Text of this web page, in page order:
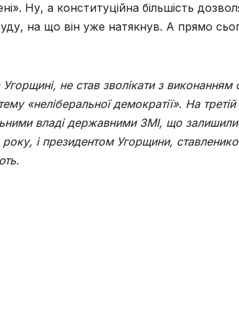
Ну, а конституційна більшість
на що він уже натякнув. А прямо
не став зволікати з виконанням
«неліберальної демократії». На
владі державними ЗМІ, що
року, і президентом Угорщини,